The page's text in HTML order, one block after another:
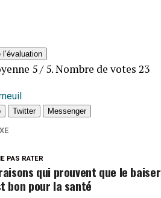
5/ 5. Nombre de votes 23
Twitter Messenger
PAS RATER
qui prouvent que le baiser
bon pour la santé